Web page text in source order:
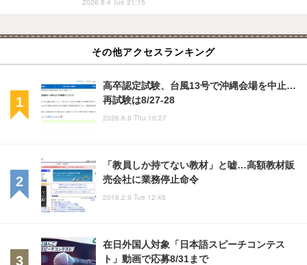
2026.8.4 Tue 21:15
その他アクセスランキング
高卒認定試験、台風13号で沖縄会場を中止…
再試験は8/27-28
2026.8.6 Thu 10:27
「教員しか持てない教材」と嘘…高額教材販
売会社に業務停止命令
2016.2.9 Tue 12:45
在日外国人対象「日本語スピーチコンテス
ト」動画で応募8/31まで